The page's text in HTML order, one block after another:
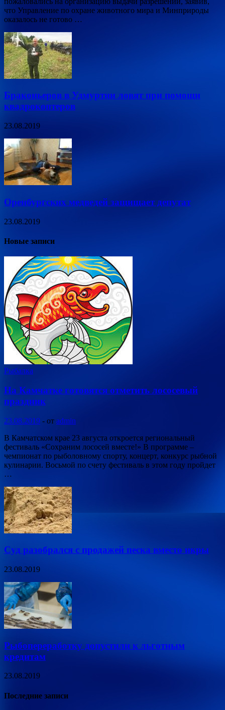
что Управление по охране животного мира и Минприроды
оказалось не готово …
Браконьеров в Удмуртии ловят при помощи
квадрокоптеров
23.08.2019
Оренбургских медведей защищает депутат
23.08.2019
Новые записи
Рыбалка
На Камчатке готовятся отметить лососевый
праздник
23.08.2019 - от admin
В Камчатском крае 23 августа откроется региональный
фестиваль «Сохраним лососей вместе!» В программе –
чемпионат по рыболовному спорту, концерт, конкурс рыбной
кулинарии. Восьмой по счету фестиваль в этом году пройдет
…
Суд разобрался с продажей песка вместо икры
23.08.2019
Рыбопереработку допустили к льготным
кредитам
23.08.2019
Последние записи